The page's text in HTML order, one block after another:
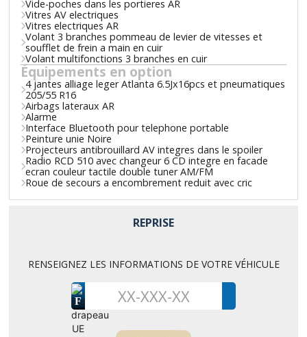
Vide-poches dans les portieres AR
Vitres AV electriques
Vitres electriques AR
Volant 3 branches pommeau de levier de vitesses et
soufflet de frein a main en cuir
Volant multifonctions 3 branches en cuir
Équipements en option
4 jantes alliage leger Atlanta 6.5Jx16pcs et pneumatiques
205/55 R16
Airbags lateraux AR
Alarme
Interface Bluetooth pour telephone portable
Peinture unie Noire
Projecteurs antibrouillard AV integres dans le spoiler
Radio RCD 510 avec changeur 6 CD integre en facade
ecran couleur tactile double tuner AM/FM
Roue de secours a encombrement reduit avec cric
REPRISE
RENSEIGNEZ LES INFORMATIONS DE VOTRE VÉHICULE
F